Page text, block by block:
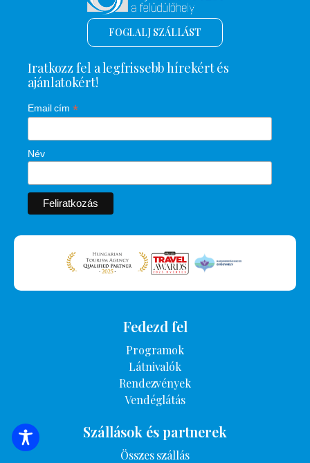
SZÁLLÁSOK KERESÉSE
FOGLALJ SZÁLLÁST
Iratkozz fel a legfrissebb hírekért és
ajánlatokért!
Email cím *
Név
Fedezd fel
Programok
Látnivalók
Rendezvények
Vendéglátás
Szállások és partnerek
Összes szállás